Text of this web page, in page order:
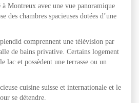
Montreux avec une vue panoramique
des chambres spacieuses dotées d’une
comprennent une télévision par
de bains privative. Certains logement
lac et possèdent une terrasse ou un
cuisine suisse et internationale et le
se détendre.